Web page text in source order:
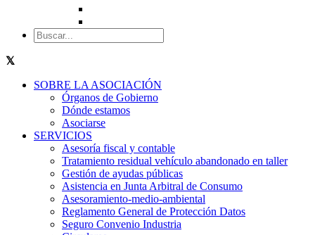
SOBRE LA ASOCIACIÓN
Órganos de Gobierno
Dónde estamos
Asociarse
SERVICIOS
Asesoría fiscal y contable
Tratamiento residual vehículo abandonado en taller
Gestión de ayudas públicas
Asistencia en Junta Arbitral de Consumo
Asesoramiento-medio-ambiental
Reglamento General de Protección Datos
Seguro Convenio Industria